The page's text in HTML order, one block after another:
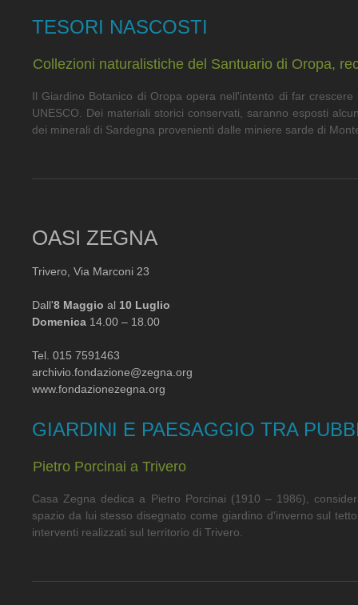
TESORI NASCOSTI
Collezioni naturalistiche del Santuario di Oropa,
Il Giardino Botanico di Oropa opera nell'intento di far
UNESCO. Dei materiali storici conservati, saranno esposti
dei minerali di Sardegna provenienti dalle miniere sarde di
OASI ZEGNA
Trivero, Via Marconi 23
Dall'8 Maggio al 10 Luglio
Domenica 14.00 – 18.00
Tel. 015 7591463
archivio.fondazione@zegna.org
www.fondazionezegna.org
GIARDINI E PAESAGGIO TRA
Pietro Porcinai a Trivero
Casa Zegna dedica a Pietro Porcinai (1910 – 1986),
spazio da lui stesso disegnato come giardino d'inverno sul
interventi realizzati sul territorio di Trivero.